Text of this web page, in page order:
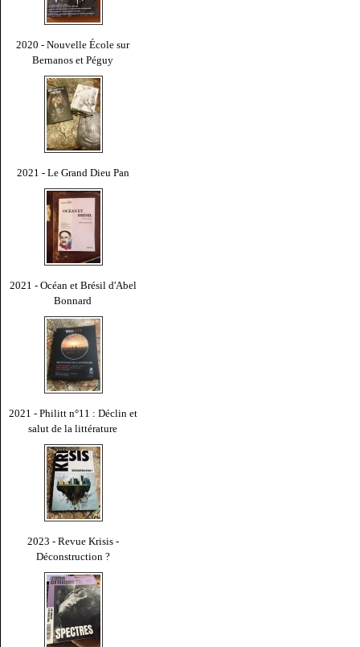
2020 - Nouvelle École sur
Bernanos et Péguy
2021 - Le Grand Dieu Pan
2021 - Océan et Brésil d'Abel
Bonnard
2021 - Philitt n°11 : Déclin et
salut de la littérature
2023 - Revue Krisis -
Déconstruction ?